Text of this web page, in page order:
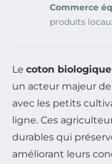
Commerce
produits
Le coton biologique
un acteur majeur de
avec les petits
ligne. Ces
durables qui
améliorant leurs